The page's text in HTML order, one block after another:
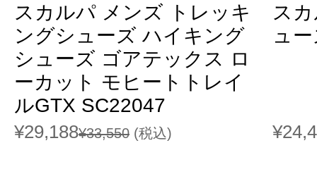
スカルパ メンズ トレッキ
ングシューズ ハイキング
シューズ ゴアテックス ロ
ーカット モヒートトレイ
ルGTX SC22047
¥29,188¥33,550 (税込)
ス
ュ